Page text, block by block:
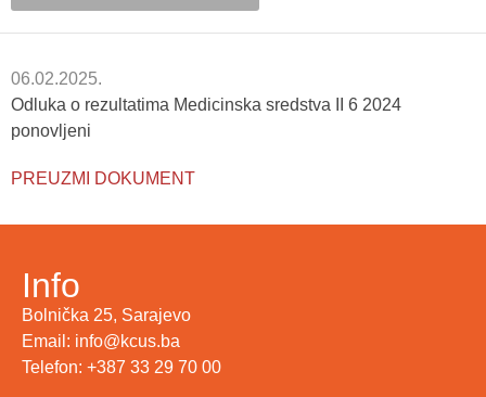
06.02.2025.
Odluka o rezultatima Medicinska sredstva II 6 2024
ponovljeni
PREUZMI DOKUMENT
Info
Bolnička 25, Sarajevo
Email: info@kcus.ba
Telefon: +387 33 29 70 00